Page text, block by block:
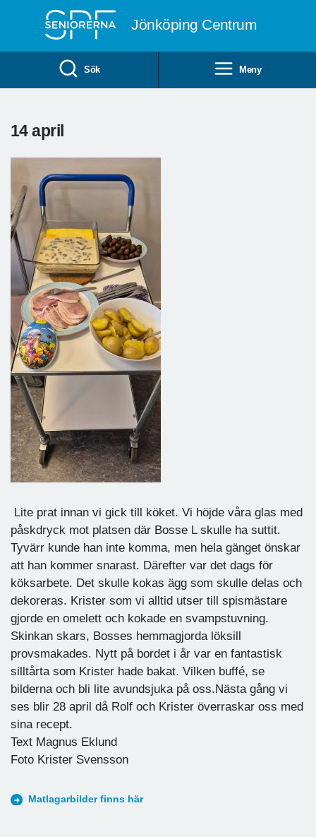
Jönköping Centrum
Sök Meny
14 april
Lite prat innan vi gick till köket. Vi höjde våra glas med
påskdryck mot platsen där Bosse L skulle ha suttit.
Tyvärr kunde han inte komma, men hela gänget önskar
att han kommer snarast. Därefter var det dags för
köksarbete. Det skulle kokas ägg som skulle delas och
dekoreras. Krister som vi alltid utser till spismästare
gjorde en omelett och kokade en svampstuvning.
Skinkan skars, Bosses hemmagjorda löksill
provsmakades. Nytt på bordet i år var en fantastisk
silltårta som Krister hade bakat. Vilken buffé, se
bilderna och bli lite avundsjuka på oss.Nästa gång vi
ses blir 28 april då Rolf och Krister överraskar oss med
sina recept.
Text Magnus Eklund
Foto Krister Svensson
Matlagarbilder finns här